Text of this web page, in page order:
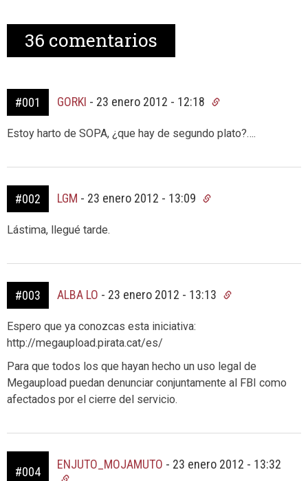
36 comentarios
#001 GORKI - 23 enero 2012 - 12:18
Estoy harto de SOPA, ¿que hay de segundo plato?….
#002 LGM - 23 enero 2012 - 13:09
Lástima, llegué tarde.
#003 ALBA LO - 23 enero 2012 - 13:13
Espero que ya conozcas esta iniciativa:
http://megaupload.pirata.cat/es/
Para que todos los que hayan hecho un uso legal de
Megaupload puedan denunciar conjuntamente al FBI como
afectados por el cierre del servicio.
#004
ENJUTO_MOJAMUTO - 23 enero 2012 - 13:32